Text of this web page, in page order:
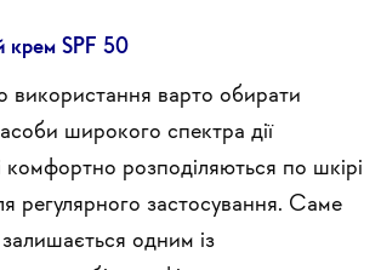
крем SPF 50
використання варто обирати
широкого спектра дії
комфортно розподіляються по шкірі
регулярного застосування. Саме
одним із